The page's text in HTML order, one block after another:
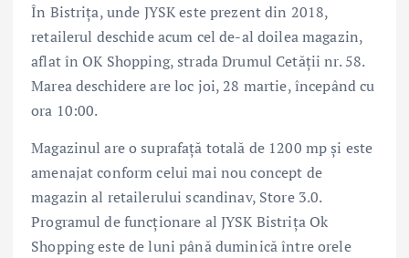
În Bistrița, unde JYSK este prezent din 2018,
retailerul deschide acum cel de-al doilea magazin,
aflat în OK Shopping, strada Drumul Cetății nr. 58.
Marea deschidere are loc joi, 28 martie, începând cu
ora 10:00.
Magazinul are o suprafață totală de 1200 mp și este
amenajat conform celui mai nou concept de
magazin al retailerului scandinav, Store 3.0.
Programul de funcționare al JYSK Bistrița Ok
Shopping este de luni până duminică între orele